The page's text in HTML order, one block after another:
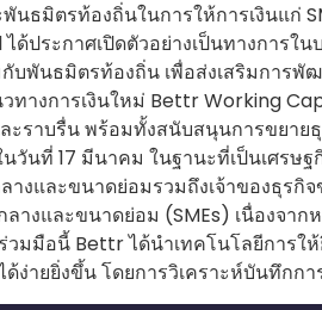
นธมิตรท้องถิ่นในการให้การเงินแก่
ด้ประกาศเปิดตัวอย่างเป็นทางการ
บพันธมิตรท้องถิ่น เพื่อส่งเสริมการ
ทางการเงินใหม่ Bettr Working
ะราบรื่น พร้อมทั้งสนับสนุนการขยา
นวันที่ 17 มีนาคม ในฐานะที่เป็นเศร
งและขนาดย่อมรวมถึงเจ้าของธุรกิ
างและขนาดย่อม (SMEs) เนื่องจา
วมมือนี้ Bettr ได้นำเทคโนโลยีกา
ง่ายยิ่งขึ้น โดยการวิเคราะห์บันทึก